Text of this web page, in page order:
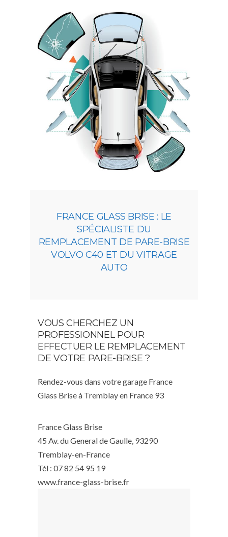
FRANCE GLASS BRISE : LE
SPÉCIALISTE DU
REMPLACEMENT DE PARE-BRISE
VOLVO C40 ET DU VITRAGE
AUTO
VOUS CHERCHEZ UN
PROFESSIONNEL POUR
EFFECTUER LE REMPLACEMENT
DE VOTRE PARE-BRISE ?
Rendez-vous dans votre garage France
Glass Brise à Tremblay en France 93
France Glass Brise
45 Av. du General de Gaulle, 93290
Tremblay-en-France
Tél : 07 82 54 95 19
www.france-glass-brise.fr